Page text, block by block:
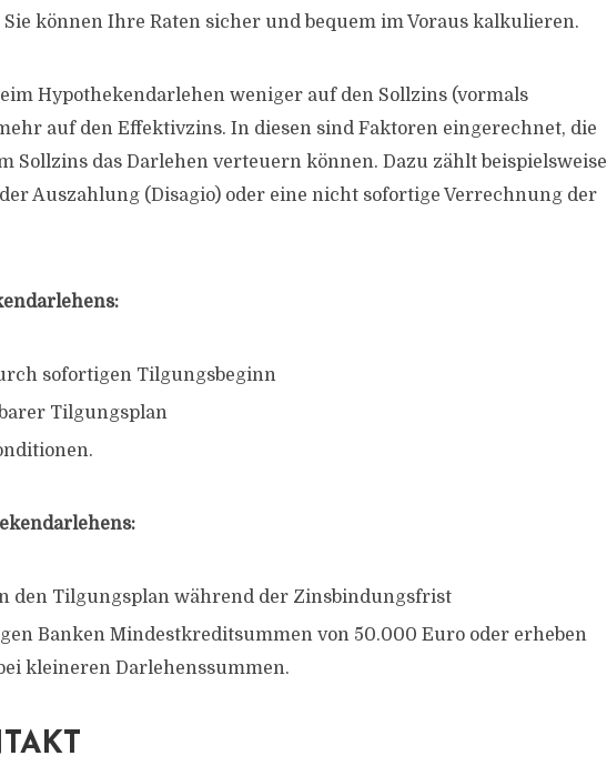
können Ihre Raten sicher und bequem im Voraus kalkulieren.
Hypothekendarlehen weniger auf den Sollzins (vormals
auf den Effektivzins. In diesen sind Faktoren eingerechnet, die
Sollzins das Darlehen verteuern können. Dazu zählt beispielsweise
Auszahlung (Disagio) oder eine nicht sofortige Verrechnung der
sofortigen Tilgungsbeginn
Tilgungsplan
den Tilgungsplan während der Zinsbindungsfrist
Banken Mindestkreditsummen von 50.000 Euro oder erheben
kleineren Darlehenssummen.